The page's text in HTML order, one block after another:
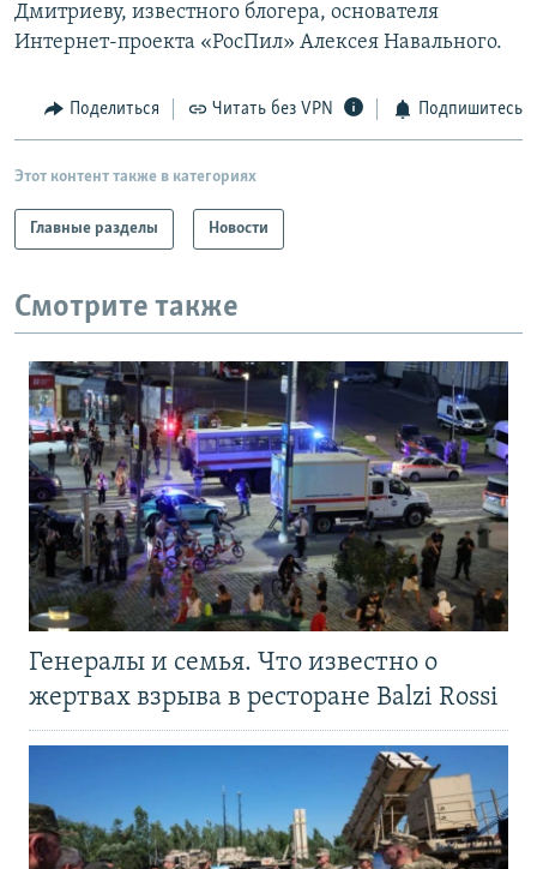
Дмитриеву, известного блогера, основателя
Интернет-проекта «РосПил» Алексея Навального.
Поделиться Читать без VPN Подпишитесь
Этот контент также в категориях
Главные разделы Новости
Смотрите также
Генералы и семья. Что известно о
жертвах взрыва в ресторане Balzi Rossi